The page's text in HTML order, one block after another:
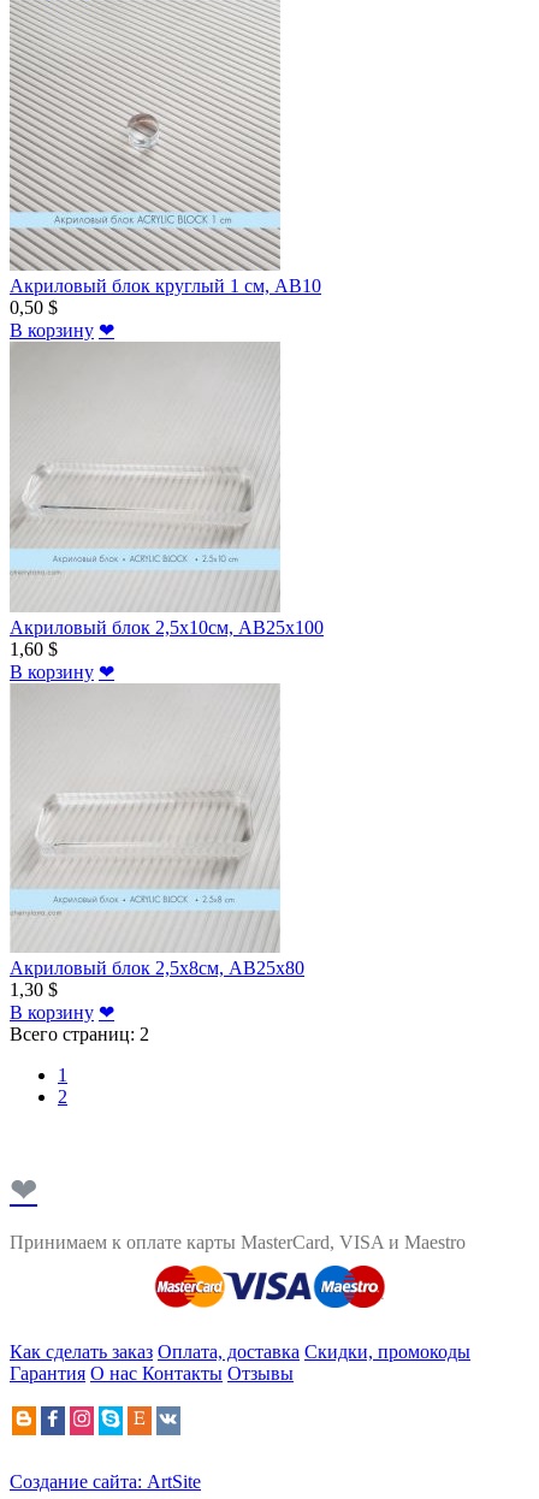
Акриловый блок круглый 1 см, AB10
0,50 $
В корзину ❤
Акриловый блок 2,5х10см, AB25x100
1,60 $
В корзину ❤
Акриловый блок 2,5х8см, AB25x80
1,30 $
В корзину ❤
Всего страниц: 2
1
2
❤
Принимаем к оплате карты MasterCard, VISA и Maestro
Как сделать заказ Оплата, доставка Скидки, промокоды
Гарантия О нас Контакты Отзывы
Создание сайта: ArtSite